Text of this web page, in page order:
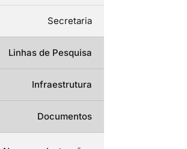
Secretaria
Linhas de Pesquisa
Infraestrutura
Documentos